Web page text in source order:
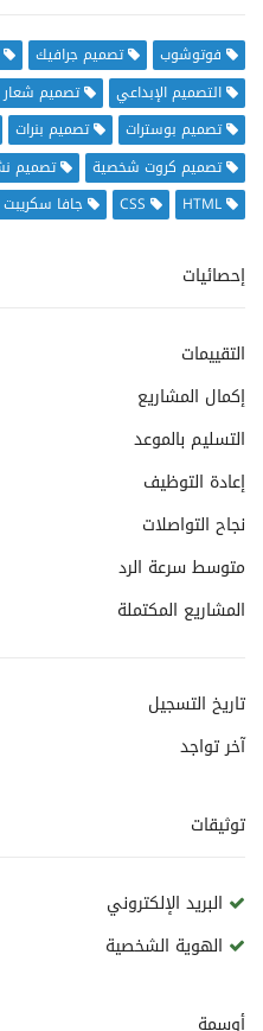
فوتوشوب تصميم جرافيك
التصميم الإبداعي
تصميم شعار
تصميم بوسترات
تصميم بنرات
تصميم كروت شخصية
تصميم
HTML
CSS جافا سكريبت
إحصائيات
التقييمات
إكمال المشاريع
التسليم بالموعد
إعادة التوظيف
نجاح التواصلات
متوسط سرعة الرد
المشاريع المكتملة
تاريخ التسجيل
آخر تواجد
توثيقات
البريد الإلكتروني
الهوية الشخصية
أوسمة